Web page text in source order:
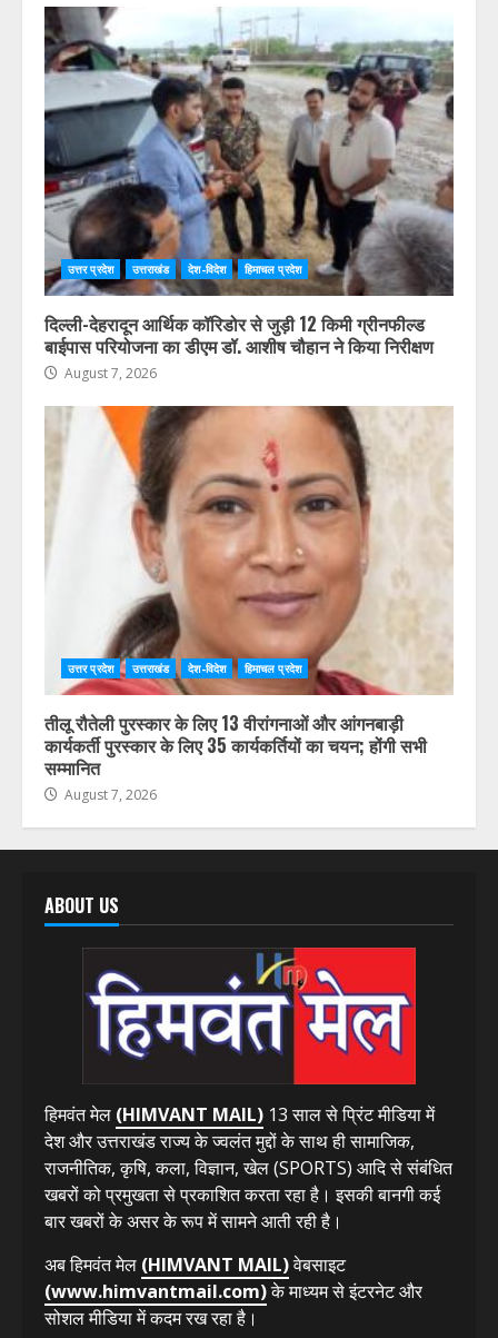
उत्तर प्रदेश उत्तराखंड देश-विदेश हिमाचल प्रदेश
दिल्ली-देहरादून आर्थिक कॉरिडोर से जुड़ी 12 किमी ग्रीनफील्ड
बाईपास परियोजना का डीएम डॉ. आशीष चौहान ने किया निरीक्षण
August 7, 2026
उत्तर प्रदेश उत्तराखंड देश-विदेश हिमाचल प्रदेश
तीलू रौतेली पुरस्कार के लिए 13 वीरांगनाओं और आंगनबाड़ी
कार्यकर्ती पुरस्कार के लिए 35 कार्यकर्तियों का चयन; होंगी सभी
सम्मानित
August 7, 2026
ABOUT US
हिमवंत मेल (HIMVANT MAIL) 13 साल से प्रिंट मीडिया में
देश और उत्तराखंड राज्य के ज्वलंत मुद्दों के साथ ही सामाजिक,
राजनीतिक, कृषि, कला, विज्ञान, खेल (SPORTS) आदि से संबंधित
खबरों को प्रमुखता से प्रकाशित करता रहा है। इसकी बानगी कई
बार खबरों के असर के रूप में सामने आती रही है।
अब हिमवंत मेल (HIMVANT MAIL)वेबसाइट
(www.himvantmail.com)के माध्यम से इंटरनेट और
सोशल मीडिया में कदम रख रहा है।